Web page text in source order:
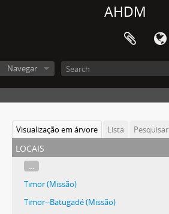
AHDM
Navegar
Visualização em árvore Lista Pesquisar
locais
...
Timor (Missão)
Timor--Batugadé (Missão)